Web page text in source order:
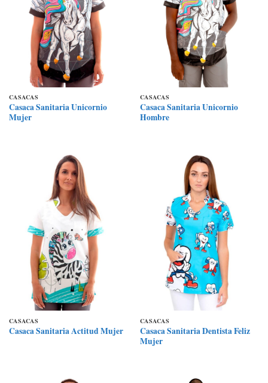
CASACAS
Casaca Sanitaria Unicornio
Mujer
CASACAS
Casaca Sanitaria Unicornio
Hombre
CASACAS
Casaca Sanitaria Actitud Mujer
CASACAS
Casaca Sanitaria Dentista Feliz
Mujer